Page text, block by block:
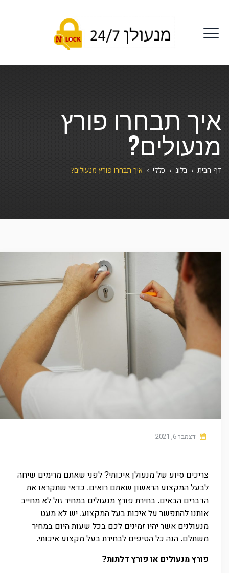
איך תבחרו פורץ
מנעולים?
דף הבית › בלוג › כללי › איך תבחרו פורץ מנעולים?
דצמבר 6, 2021
צריכים סיוע של מנעולן איכותי? לפני שאתם מרימים שיחה
לבעל המקצוע הראשון שאתם רואים, כדאי שתקראו את
הדברים הבאים. בחירת פורץ מנעולים במחיר זול לא מחייב
אותנו להתפשר על איכות בעל המקצוע, יש לא מעט
מנעולנים אשר יהיו זמינים לכם בכל שעות היום במחיר
משתלם. הנה כל הטיפים לבחירת בעל מקצוע איכותי.
פורץ מנעולים או פורץ דלתות?